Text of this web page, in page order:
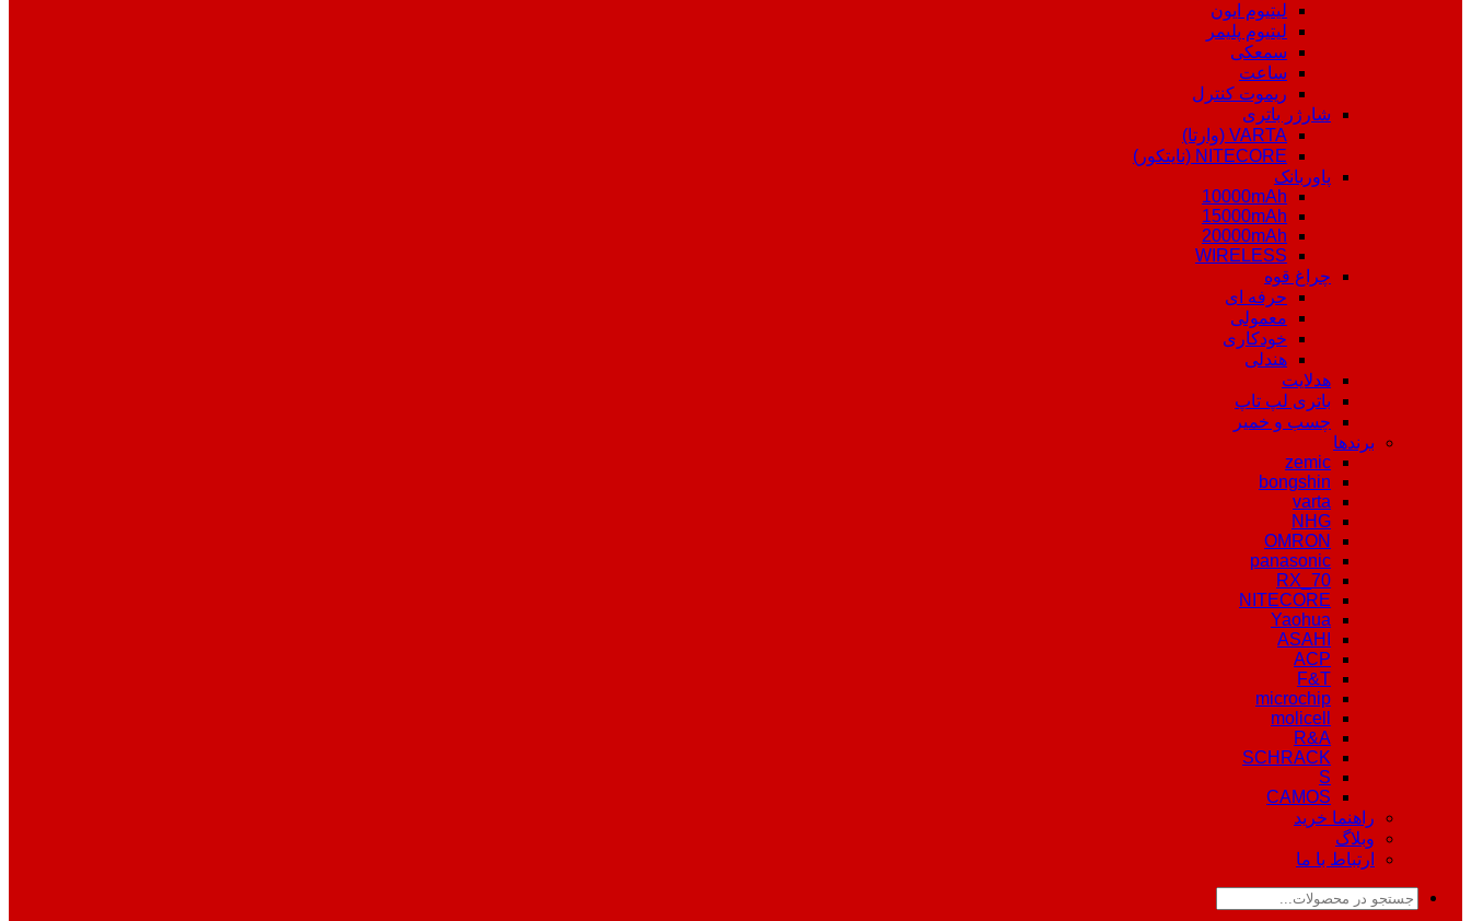
لیتیوم ایون
لیتیوم پلیمر
سمعکی
ساعت
ریموت کنترل
شارژر باتری
VARTA (وارتا)
NITECORE (نایتکور)
پاوربانک
10000mAh
15000mAh
20000mAh
WIRELESS
چراغ قوه
حرفه ای
معمولی
خودکاری
هندلی
هدلایت
باتری لپ تاپ
چسب و خمیر
برندها
zemic
bongshin
varta
NHG
OMRON
panasonic
RX_70
NITECORE
Yaohua
ASAHI
ACP
F&T
microchip
molicell
R&A
SCHRACK
S
CAMOS
راهنما خرید
وبلاگ
ارتباط با ما
جستجو